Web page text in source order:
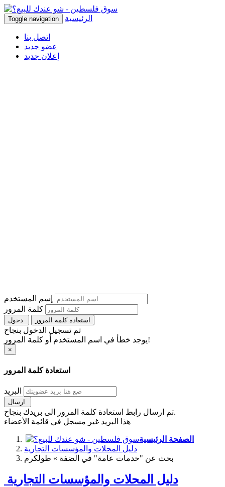
Toggle navigation الرئيسية
اتصل بنا
عضو جديد
إعلان جديد
إسم المستخدم
كلمة المرور
استعادة كلمة المرور
تم تسجيل الدخول بنجاح
يوجد خطأ في اسم المستخدم أو كلمة المرور!
×
استعادة كلمة المرور
البريد
تم ارسال رابط استعادة كلمة المرور الى بريدك بنجاح.
هذا البريد غير مسجل في قائمة الأعضاء
الصفحة الرئيسية
دليل المحلات والمؤسسات التجارية
بحث عن "خدمات عامة" في الضفة » طولكرم
دليل المحلات والمؤسسات التجارية